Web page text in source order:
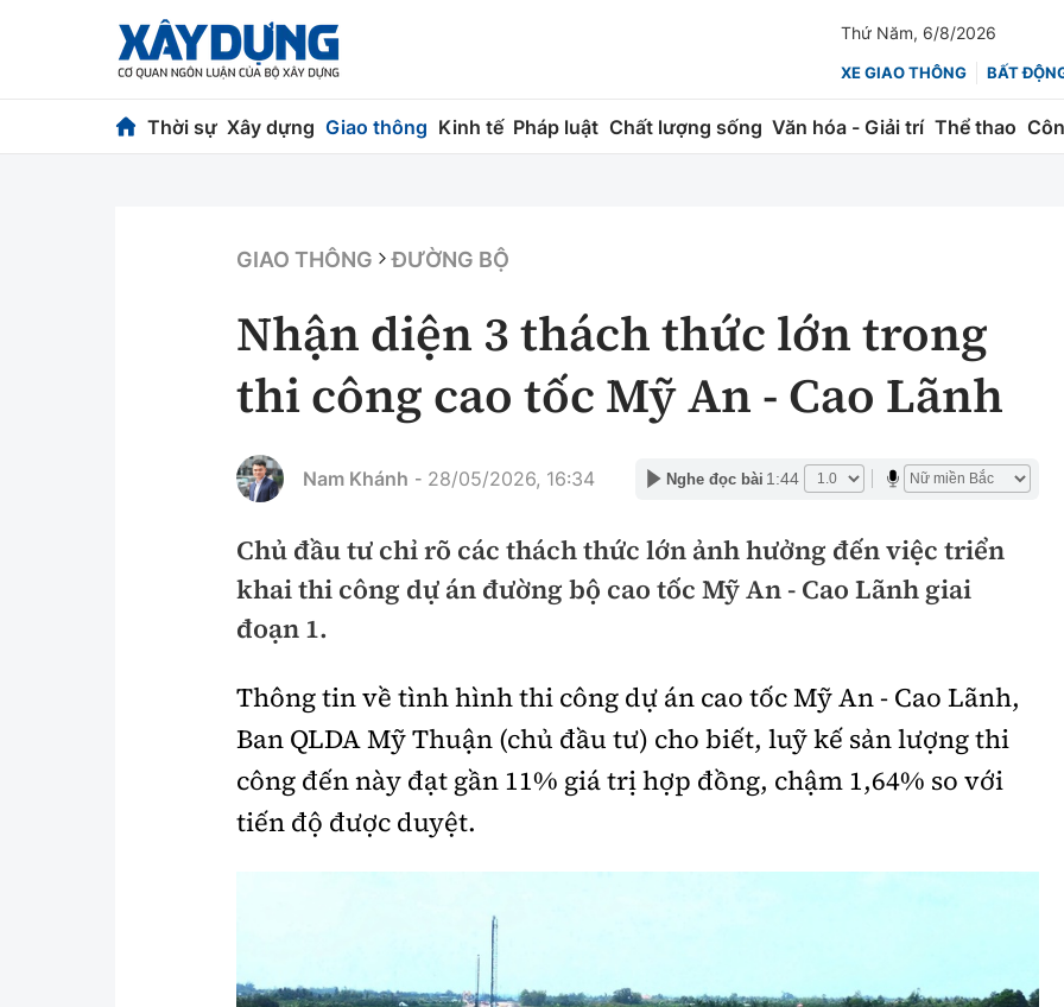
Thứ Năm, 6/8/2026
XE GIAO THÔNG BẤT
Thời sự Xây dựng Giao thông Kinh tế Pháp luật Chất lượng sống Văn hóa - Giải trí Thể thao
Chuyện dọc đường
Chỉ đạo điều hành
Vật liệu xây dựng
Giám định chất lượng
Hàng không
Đường sắt
Đường sắt tốc độ cao
Đường thủy
Mời thầu - Đấu thầu
Chứng khoán
Bảo hiểm
Doanh nghiệp
An toàn giao thông
Giao thông 24h
Văn hóa giao thông
Lái xe an toàn
Chung tay vì ATGT
Gương sáng giao thông
Chất lượng sống Văn hóa - Giải Trí Thể thao Công nghệ
GIAO THÔNG ĐƯỜNG BỘ
Nhận diện 3 thách thức lớn trong
thi công cao tốc Mỹ An - Cao Lãnh
Nam Khánh - 28/05/2026, 16:34 Nghe đọc bài 1:44
Chủ đầu tư chỉ rõ các thách thức lớn ảnh hưởng đến việc triển
khai thi công dự án đường bộ cao tốc Mỹ An - Cao Lãnh giai
đoạn 1.
Thông tin về tình hình thi công dự án cao tốc Mỹ An - Cao Lãnh,
Ban QLDA Mỹ Thuận (chủ đầu tư) cho biết, luỹ kế sản lượng thi
công đến này đạt gần 11% giá trị hợp đồng, chậm 1,64% so với
tiến độ được duyệt.